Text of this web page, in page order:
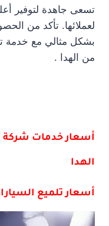
تسعى جاهدة لتوفير
لعملائها. تأكد من
بشكل مثالي مع خدمة
من الهدا .
أسعار خدمات شركة
الهدا
أسعار تلميع